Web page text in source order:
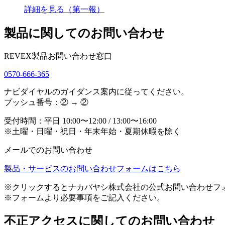
詳細を見る（第一報）
製品に関してのお問い合わせ
REVEX製品お問い合わせ窓口
0570-666-365
ナビダイヤルのガイダンス案内に従ってください。
プッシュ番号：② → ②
受付時間：平日 10:00〜12:00 / 13:00〜16:00
※土曜・日曜・祝日・年末年始・夏期休暇を除く
メールでのお問い合わせ
製品・サービスのお問い合わせフォームはこちら
※クリックするとナカバヤシ株式会社の公式お問い合わせフ
※フォームより必要事項をご記入ください。
不正アクセスに関してのお問い合わせ